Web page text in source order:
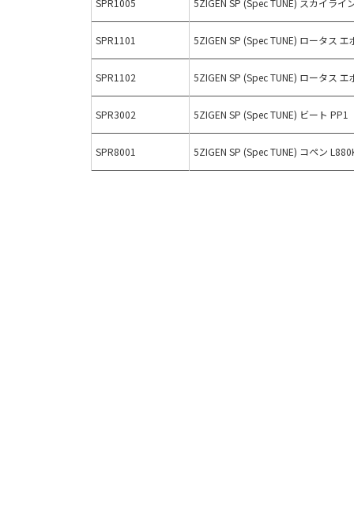
SPR1005 5ZIGEN SP (Spec TUNE) スカイライ
SPR1101 5ZIGEN SP (Spec TUNE) ロータス エ
SPR1102 5ZIGEN SP (Spec TUNE) ロータス エ
SPR3002 5ZIGEN SP (Spec TUNE) ビート PP1
SPR8001 5ZIGEN SP (Spec TUNE) コペン